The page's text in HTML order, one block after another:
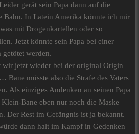
gerät sein Papa dann auf die
Bahn. In Latein Amerika könnte ich mir
mit Drogenkartellen oder so
Jetzt könnte sein Papa bei einer
getötet werden.
wir jetzt wieder bei der original Origin
Bane müsste also die Strafe des Vaters
Als einziges Andenken an seinen Papa
Bane eben nur noch die Maske
Der Rest im Gefängnis ist ja bekannt.
dann halt im Kampf in Gedenken